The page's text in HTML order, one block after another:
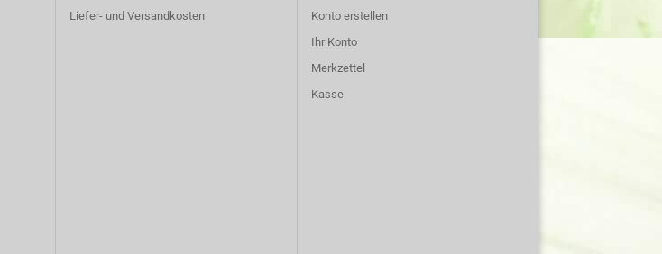
Liefer- und Versandkosten
Konto erstellen
Ihr Konto
Merkzettel
Kasse